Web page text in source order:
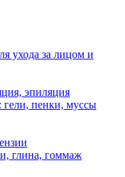
ухода за лицом и
эпиляция
пенки, муссы
глина, гоммаж